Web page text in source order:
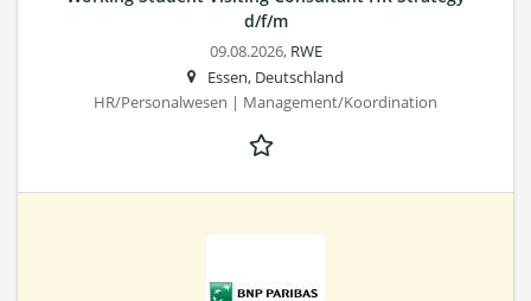
d/f/m
09.08.2026, RWE
Essen, Deutschland
HR/Personalwesen | Management/Koordination